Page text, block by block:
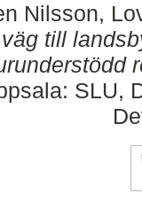
Nilsson,
till
SLU,